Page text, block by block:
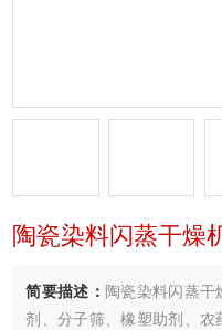
陶瓷染料闪蒸干燥
简要描述： 陶瓷染料闪蒸
剂、分子筛、橡塑助剂、农